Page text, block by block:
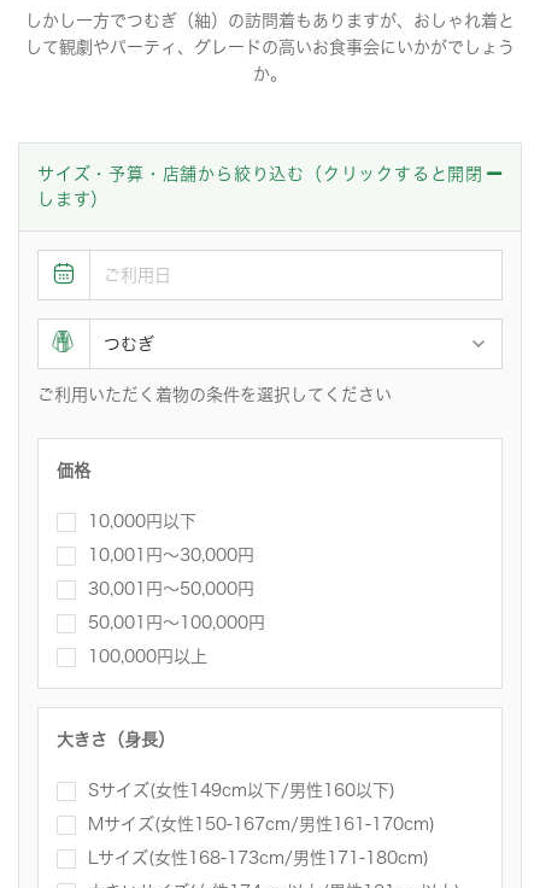
しかし一方でつむぎ（紬）の訪問着もありますが、おしゃれ着と
して観劇やパーティ、グレードの高いお食事会にいかがでしょう
か。
サイズ・予算・店舗から絞り込む（クリックすると開閉
します）
ご利用いただく着物の条件を選択してください
価格
10,000円以下
10,001円〜30,000円
30,001円～50,000円
50,001円～100,000円
100,000円以上
大きさ（身長）
Sサイズ(女性149cm以下/男性160以下)
Mサイズ(女性150-167cm/男性161-170cm)
Lサイズ(女性168-173cm/男性171-180cm)